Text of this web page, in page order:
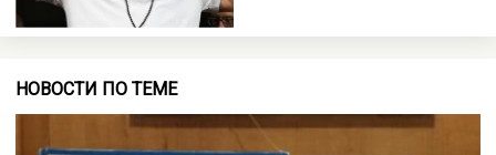
НОВОСТИ ПО ТЕМЕ